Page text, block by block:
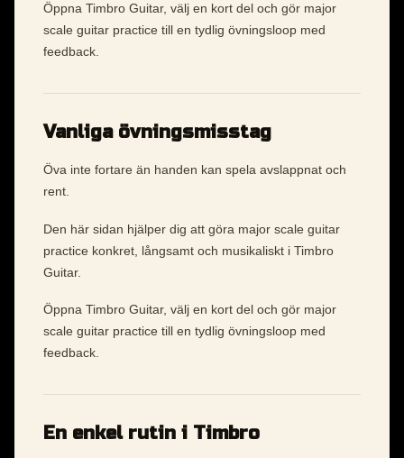
Öppna Timbro Guitar, välj en kort del och gör major
scale guitar practice till en tydlig övningsloop med
feedback.
Vanliga övningsmisstag
Öva inte fortare än handen kan spela avslappnat och
rent.
Den här sidan hjälper dig att göra major scale guitar
practice konkret, långsamt och musikaliskt i Timbro
Guitar.
Öppna Timbro Guitar, välj en kort del och gör major
scale guitar practice till en tydlig övningsloop med
feedback.
En enkel rutin i Timbro